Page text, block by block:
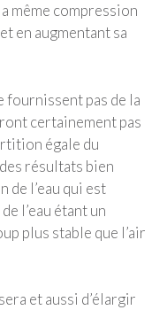
même compression
en augmentant sa
fournissent pas de la
certainement pas
égale du
résultats bien
de l’eau qui est
l’eau étant un
plus stable que l’air
et aussi d’élargir